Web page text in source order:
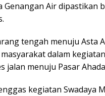
Genangan Air dipastikan
tengah menuju Asta
dalam
jalan menuju Pasar
kegiatan Swadaya